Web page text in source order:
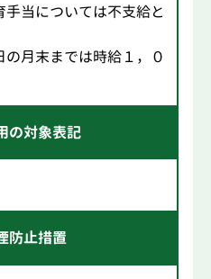
手当については不支給と
の月末までは時給１，０
の対象表記
防止措置